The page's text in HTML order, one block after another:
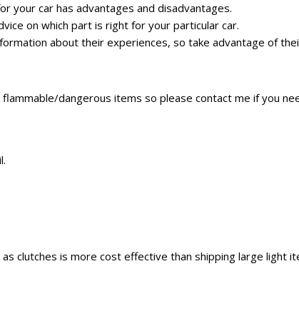
your car has advantages and disadvantages.
on which part is right for your particular car.
about their experiences, so take advantage of
dangerous items so please contact me if you
clutches is more cost effective than shipping large light